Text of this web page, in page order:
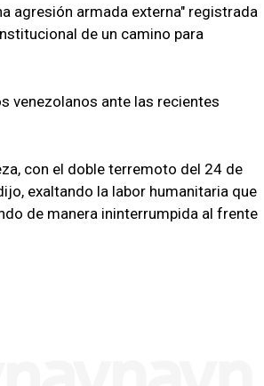
agresión armada externa" registrada
de un camino para
venezolanos ante las recientes
con el doble terremoto del 24 de
exaltando la labor humanitaria que
de manera ininterrumpida al frente